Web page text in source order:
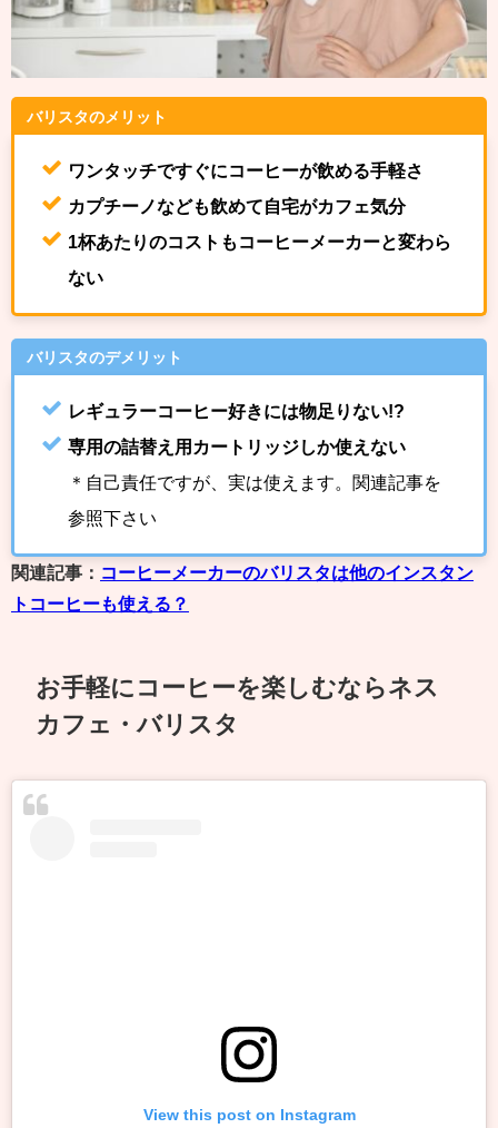
バリスタのメリット
ワンタッチですぐにコーヒーが飲める手軽さ
カプチーノなども飲めて自宅がカフェ気分
1杯あたりのコストもコーヒーメーカーと変わら
ない
バリスタのデメリット
レギュラーコーヒー好きには物足りない!?
専用の詰替え用カートリッジしか使えない
＊自己責任ですが、実は使えます。関連記事を
参照下さい
関連記事： コーヒーメーカーのバリスタは他のインスタン
トコーヒーも使える？
お手軽にコーヒーを楽しむならネス
カフェ・バリスタ
View this post on Instagram